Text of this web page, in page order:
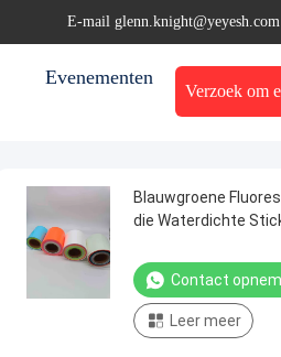
E-mail glenn.knight@yeyesh.com
Evenementen
Verzoek om
Blauwgroene
die Waterdichte
Contact
Leer meer